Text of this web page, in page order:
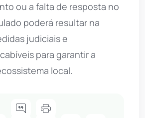
ou a falta de resposta no
poderá resultar na
judiciais e
para garantir a
local.